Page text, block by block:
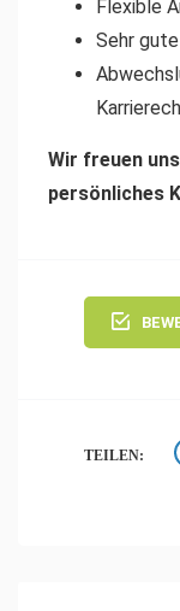
Flexible
Sehr
Wir freuen
persönliches
TEILEN: